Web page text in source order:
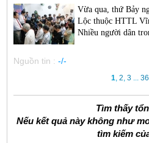
Vừa qua, thứ Bảy
Lộc thuộc HTTL
Nhiều người dân
Nguồn tin : -/-
1, 2, 3... 36
Tìm thấy
Nếu kết quả này không như
tìm kiếm